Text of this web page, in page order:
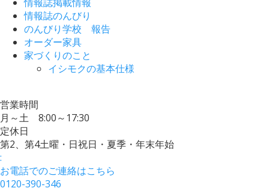
情報誌のんびり
のんびり学校 報告
オーダー家具
家づくりのこと
イシモクの基本仕様
営業時間
月～土 8:00～17:30
定休日
第2、第4土曜・日祝日・夏季・年末年始
:
お電話でのご連絡はこちら
0120-390-346